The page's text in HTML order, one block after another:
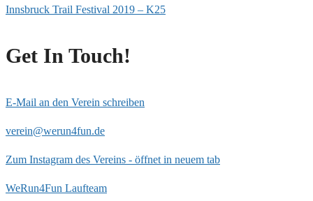
I n n s b r u c k T r a i l F e s t i v a l 2 0 1 9 – K25
Get In Touch!
E-Mail an den Verein schreiben
verein@werun4fun.de
Zum Instagram des Vereins - öffnet in neuem tab
WeRun4Fun Laufteam